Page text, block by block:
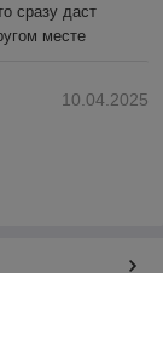
сразу даст
месте
10.04.2025